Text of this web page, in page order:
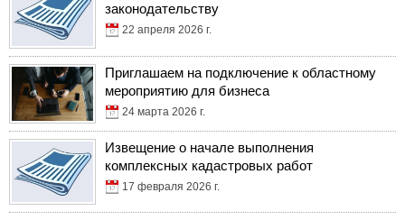
законодательству
22 апреля 2026 г.
Приглашаем на подключение к областному
мероприятию для бизнеса
24 марта 2026 г.
Извещение о начале выполнения
комплексных кадастровых работ
17 февраля 2026 г.